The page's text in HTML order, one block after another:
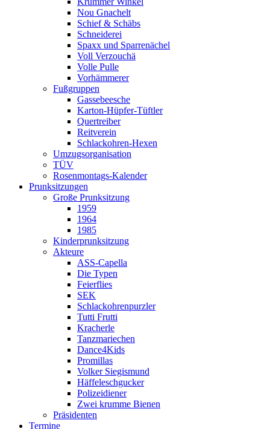
Nou Gnachelt
Schief & Schäbs
Schneiderei
Spaxx und Sparrenächel
Voll Verzouchä
Volle Pulle
Vorhämmerer
Fußgruppen
Gassebeesche
Karton-Hüpfer-Tüftler
Quertreiber
Reitverein
Schlackohren-Hexen
Umzugsorganisation
TÜV
Rosenmontags-Kalender
Prunksitzungen
Große Prunksitzung
1959
1964
1985
Kinderprunksitzung
Akteure
ASS-Capella
Die Typen
Feierflies
SEK
Schlackohrenpurzler
Tutti Frutti
Kracherle
Tanzmariechen
Dance4Kids
Promillas
Volker Siegismund
Häffeleschgucker
Polizeidiener
Zwei krumme Bienen
Präsidenten
Termine